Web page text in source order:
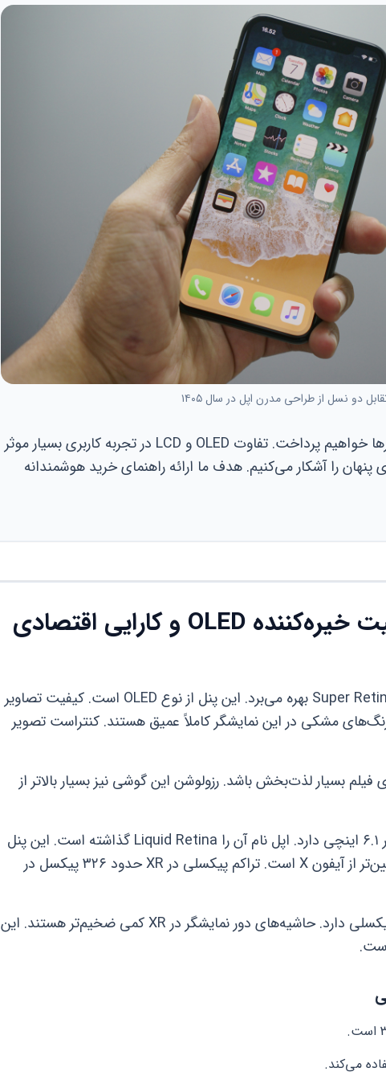
دو نسل از طراحی مدرن اپل در سال ۱۴۰۵
در ادامه، به بررسی دقیق نمایشگرها خواهیم پرداخت. تفاوت OLED و LCD در تجربه کاربری بسیار موثر
را آشکار می‌کنیم. هدف ما ارائه راهنمای خرید هوشمندانه
نمایشگر؛ تقابل کیفیت خیره‌کننده OLED و کارایی اقتصادی
آیفون X از نمایشگر ۵.۸ اینچی Super Retina بهره می‌برد. این پنل از نوع OLED است. کیفیت تصاویر
مشکی در این نمایشگر کاملاً عمیق هستند. کنتراست تصویر
بسیار لذت‌بخش باشد. رزولوشن این گوشی نیز بسیار بالاتر از
در سمت دیگر، آیفون XR نمایشگر ۶.۱ اینچی دارد. اپل نام آن را Liquid Retina گذاشته است. این پنل
از نوع LCD است. رزولوشن آن پایین‌تر از آیفون X است. تراکم پیکسلی در XR حدود ۳۲۶ پیکسل در
در حالی که آیفون X تراکم ۴۵۸ پیکسلی دارد. حاشیه‌های دور نمایشگر در XR کمی ضخیم‌تر هستند. این